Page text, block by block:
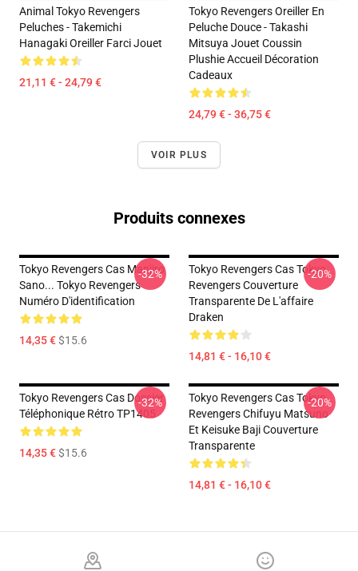
Animal Tokyo Revengers
Peluches - Takemichi
Hanagaki Oreiller Farci Jouet
21,11 € - 24,79 €
Tokyo Revengers Oreiller En
Peluche Douce - Takashi
Mitsuya Jouet Coussin
Plushie Accueil Décoration
Cadeaux
24,79 € - 36,75 €
VOIR PLUS
Produits connexes
Tokyo Revengers Cas Manjiro
Sano... Tokyo Revengers
Numéro D'identification
14,35 €$15.6
-32%
Tokyo Revengers Cas Tokyo
Revengers Couverture
Transparente De L'affaire
Draken
14,81 € - 16,10 €
-20%
Tokyo Revengers Cas Dossier
Téléphonique Rétro TP1405
14,35 €$15.6
-32%
Tokyo Revengers Cas Tokyo
Revengers Chifuyu Matsuno
Et Keisuke Baji Couverture
Transparente
14,81 € - 16,10 €
-20%